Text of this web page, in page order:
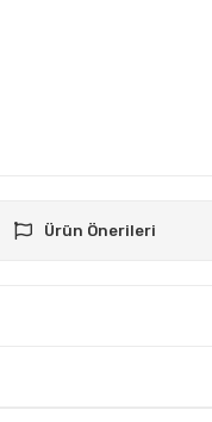
Ürün Önerileri